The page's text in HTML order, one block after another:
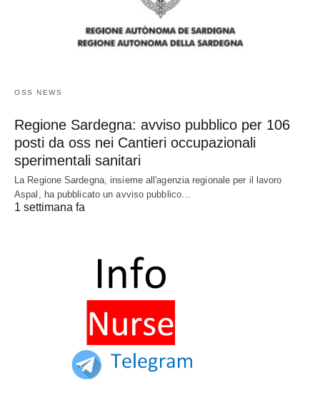
OSS NEWS
Regione Sardegna: avviso pubblico per 106
posti da oss nei Cantieri occupazionali
sperimentali sanitari
La Regione Sardegna, insieme all'agenzia regionale per il lavoro
Aspal, ha pubblicato un avviso pubblico…
1 settimana fa